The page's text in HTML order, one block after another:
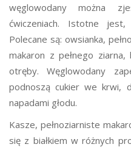
węglowodany można
ćwiczeniach. Istotne
Polecane są: owsianka,
makaron z pełnego
otręby. Węglowodany
podnoszą cukier we krwi,
napadami głodu.
Kasze, pełnoziarniste
się z białkiem w różnych